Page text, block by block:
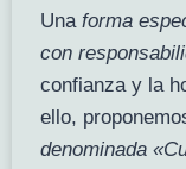
Una forma
con
confianza y la
ello,
denominada